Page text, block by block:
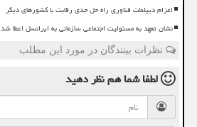
اعزام دیپلمات فناوری راه حل جدی رقابت با کشورهای دیگر
نشان تعهد به مسئولیت اجتماعی سازمانی به ایرانسل اعطا شد
نظرات بینندگان در مورد این مطلب
لطفا شما همنظر دهید